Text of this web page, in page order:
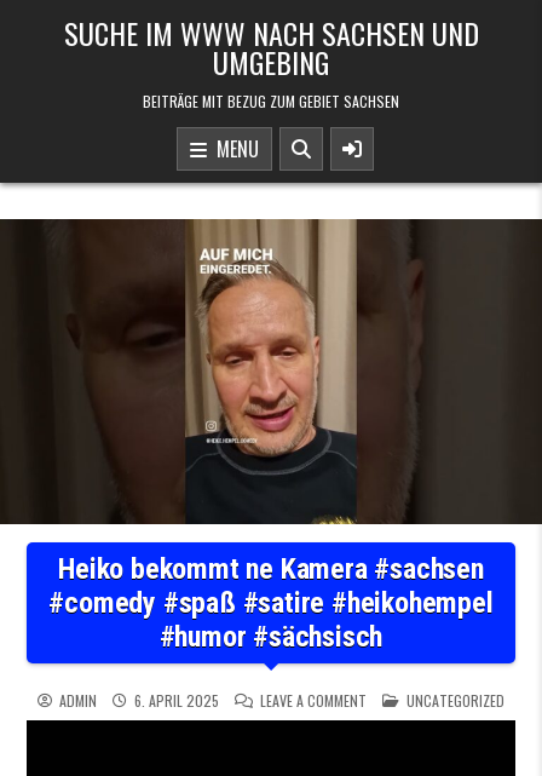
SUCHE IM WWW NACH SACHSEN UND
UMGEBING
BEITRÄGE MIT BEZUG ZUM GEBIET SACHSEN
MENU
Heiko bekommt ne Kamera #sachsen
#comedy #spaß #satire #heikohempel
#humor #sächsisch
ADMIN 6. APRIL 2025 LEAVE A COMMENT ON HEIKO BEKOMMT NE
POSTED IN
UNCATEGORIZED